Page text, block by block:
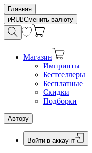
Главная
RUBСменить валюту
Магазин
Импринты
Бестселлеры
Бесплатные
Скидки
Подборки
Автору
Войти в аккаунт